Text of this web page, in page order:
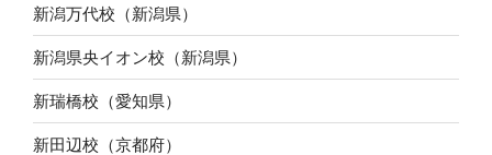
新潟万代校（新潟県）
新潟県央イオン校（新潟県）
新瑞橋校（愛知県）
新田辺校（京都府）